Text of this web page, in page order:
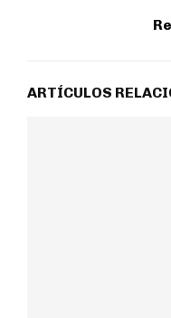
ARTÍCULOS